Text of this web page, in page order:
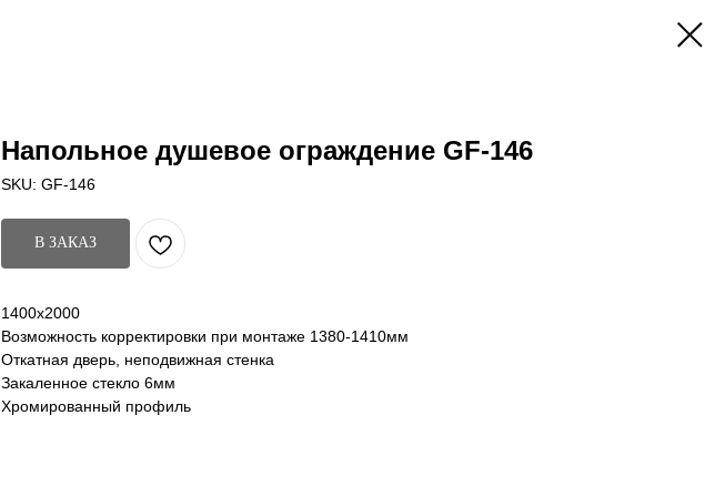
Напольное душевое ограждение GF-146
SKU: GF-146
В ЗАКАЗ
1400х2000
Возможность корректировки при монтаже 1380-1410мм
Откатная дверь, неподвижная стенка
Закаленное стекло 6мм
Хромированный профиль